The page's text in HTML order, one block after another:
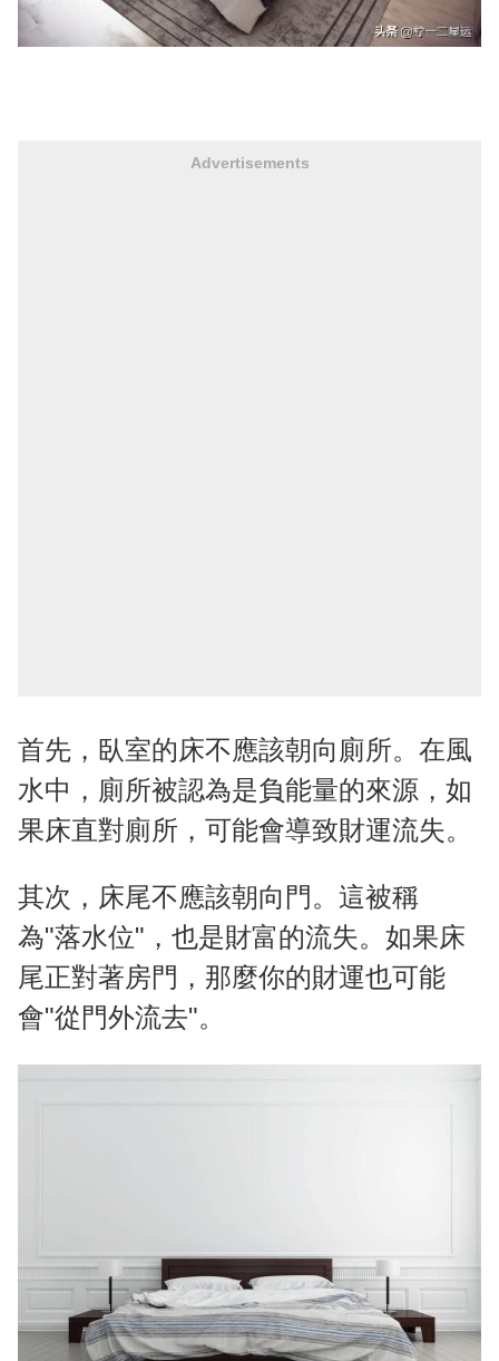
Advertisements
首先，臥室的床不應該朝向廁所。在風
水中，廁所被認為是負能量的來源，如
果床直對廁所，可能會導致財運流失。
其次，床尾不應該朝向門。這被稱
為"落水位"，也是財富的流失。如果床
尾正對著房門，那麼你的財運也可能
會"從門外流去"。